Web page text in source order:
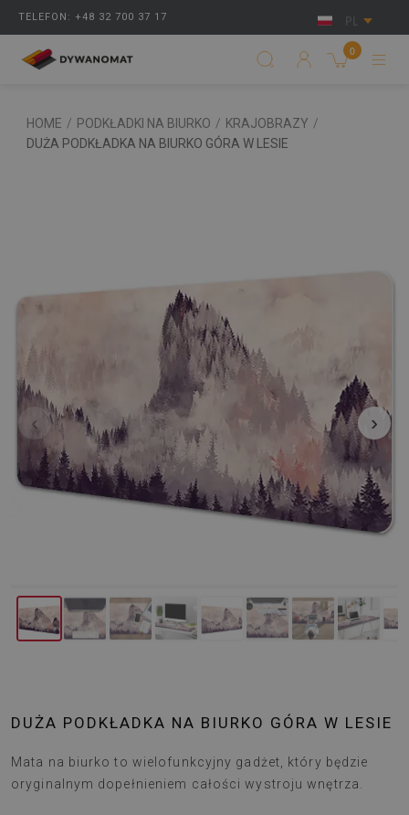
TELEFON: +48 32 700 37 17 PL
0
HOME / PODKŁADKI NA BIURKO / KRAJOBRAZY /
DUŻA PODKŁADKA NA BIURKO GÓRA W LESIE
‹ ›
DUŻA PODKŁADKA NA BIURKO GÓRA W LESIE
Mata na biurko to wielofunkcyjny gadżet, który będzie
oryginalnym dopełnieniem całości wystroju wnętrza.